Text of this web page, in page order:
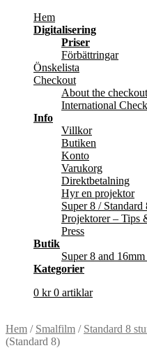
Hem
Digitalisering
Priser
Förbättringar
Önskelista
Checkout
About the checkout
International
Info
Villkor
Butiken
Konto
Varukorg
Direktbetalning
Hyr en projektor
Super 8 / Standard
Projektorer – Tips
Press
Butik
Super 8 and
Kategorier
0 kr 0 artiklar
Hem / Smalfilm / Standard 8
(Standard 8)